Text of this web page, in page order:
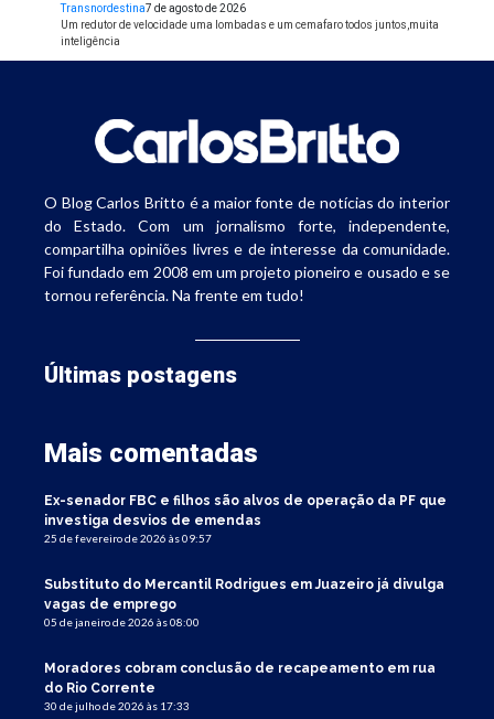
Transnordestina7 de agosto de 2026
Um redutor de velocidade uma lombadas e um cemafaro todos juntos,muita
inteligência
O Blog Carlos Britto é a maior fonte de notícias do interior
do Estado. Com um jornalismo forte, independente,
compartilha opiniões livres e de interesse da comunidade.
Foi fundado em 2008 em um projeto pioneiro e ousado e se
tornou referência. Na frente em tudo!
Últimas postagens
Mais comentadas
Ex-senador FBC e filhos são alvos de operação da PF que
investiga desvios de emendas
25 de fevereiro de 2026 às 09:57
Substituto do Mercantil Rodrigues em Juazeiro já divulga
vagas de emprego
05 de janeiro de 2026 às 08:00
Moradores cobram conclusão de recapeamento em rua
do Rio Corrente
30 de julho de 2026 às 17:33